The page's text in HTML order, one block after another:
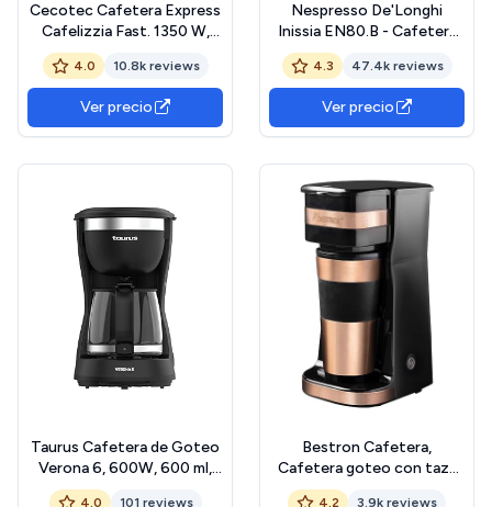
Cecotec Cafetera Express
Cafelizzia Fast. 1350 W,
Thermoblock, ForceAroma
de 20bars, Vaporizador
Orientable, Brazo Doble,
Bandeja Calienta Tazas,
Depósito de Agua Extraíble
4.0 10.8k reviews
Ver precio
Nespresso De'Longhi
Inissia EN80.B - Cafetera
monodosis de cápsulas
Nespresso, 19 bares,
apagado automático, color
negro
4.3 47.4k reviews
Ver precio
Taurus Cafetera de Goteo
Verona 6, 600W, 600 ml,
Intense Flavour Tech, Placa
4.0 101 reviews
Bestron Cafetera,
Cafetera goteo con taza
aislada, para café de filtro
4.2 3.9k reviews